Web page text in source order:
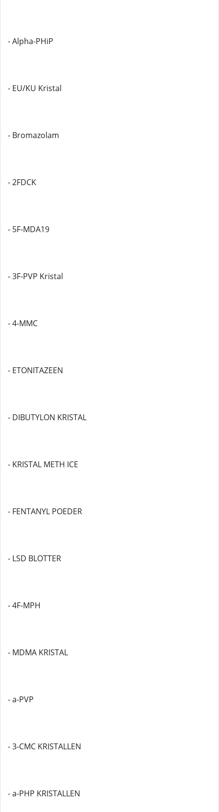
- Alpha-PHiP
- EU/KU Kristal
- Bromazolam
- 2FDCK
- 5F-MDA19
- 3F-PVP Kristal
- 4-MMC
- ETONITAZEEN
- DIBUTYLON KRISTAL
- KRISTAL METH ICE
- FENTANYL POEDER
- LSD BLOTTER
- 4F-MPH
- MDMA KRISTAL
- a-PVP
- 3-CMC KRISTALLEN
- a-PHP KRISTALLEN